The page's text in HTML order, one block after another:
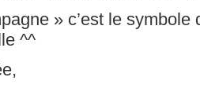
» c’est le symbole
^^